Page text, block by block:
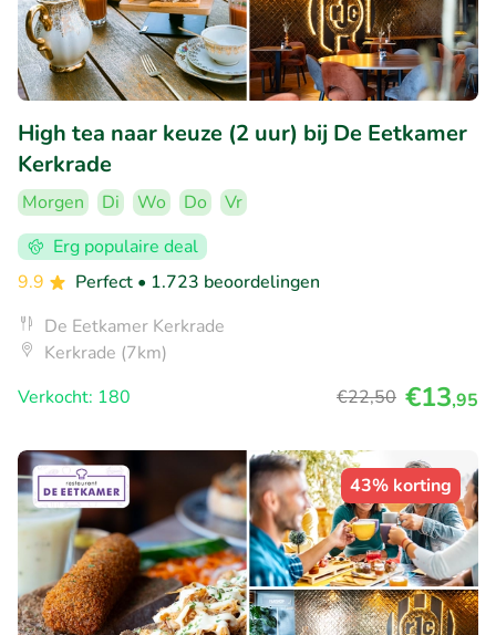
High tea naar keuze (2 uur) bij De Eetkamer
Kerkrade
Morgen Di Wo Do
Vr
Erg populaire deal
9.9
Perfect • 1.723 beoordelingen
De Eetkamer Kerkrade
Kerkrade (7km)
Verkocht: 180
€22,50 €13,95
43% korting